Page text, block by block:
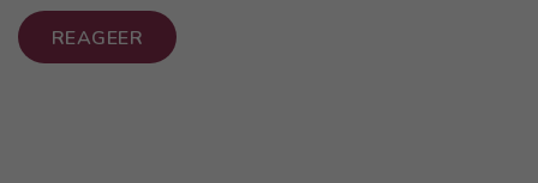
REAGEER